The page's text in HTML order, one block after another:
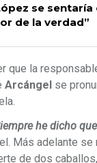
se
de la verdad”
que la
Arcángel se
he dicho
Más adelante se
de dos